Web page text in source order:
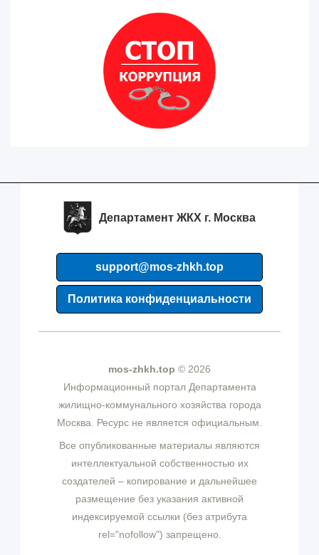
Департамент ЖКХ г. Москва
support@mos-zhkh.top
Политика конфиденциальности
mos-zhkh.top © 2026
Информационный портал Департамента
жилищно-коммунального хозяйства города
Москва. Ресурс не является официальным.
Все опубликованные материалы являются
интеллектуальной собственностью их
создателей – копирование и дальнейшее
размещение без указания активной
индексируемой ссылки (без атрибута
rel="nofollow") запрещено.